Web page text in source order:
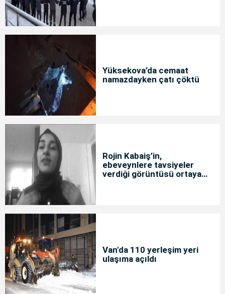
Yüksekova’da cemaat
namazdayken çatı çöktü
Rojin Kabaiş’in,
ebeveynlere tavsiyeler
verdiği görüntüsü ortaya
Van'da 110 yerleşim yeri
ulaşıma açıldı